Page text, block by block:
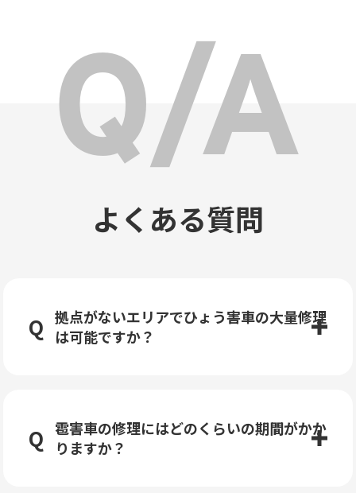
よくある質問
拠点がないエリアでひょう害車の大量修理
は可能ですか？
雹害車の修理にはどのくらいの期間がかか
りますか？